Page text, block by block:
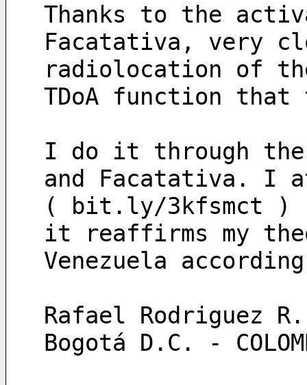
Thanks to the
Facatativa, very
radiolocation of
TDoA function that
I do it through
and Facatativa. I
( bit.ly/3kfsmct )
it reaffirms my
Venezuela
Rafael Rodriguez R.
Bogotá D.C. -